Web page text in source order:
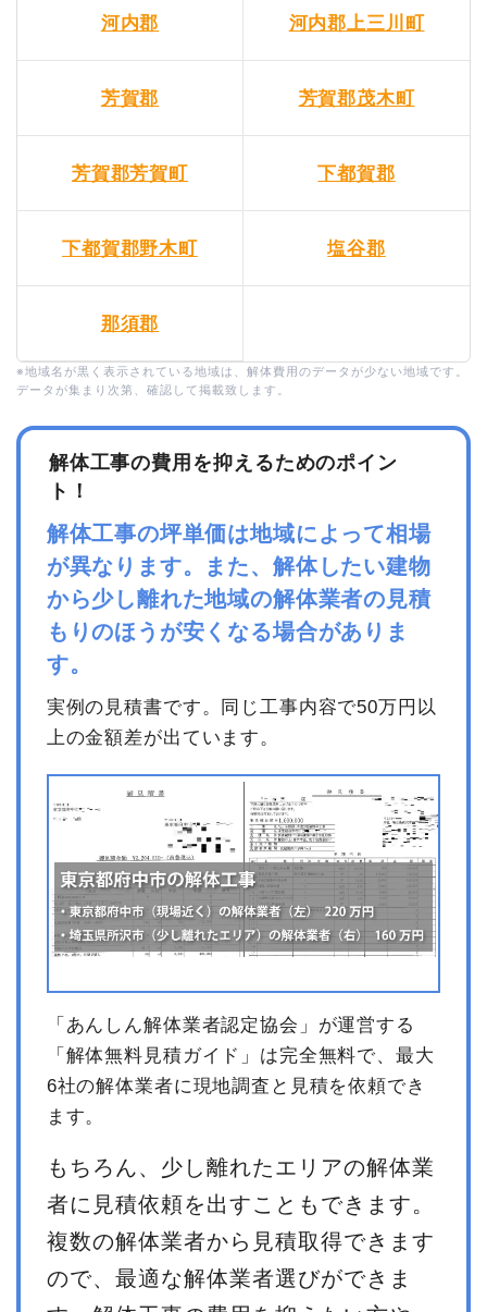
河内郡 河内郡上三川町
芳賀郡 芳賀郡茂木町
芳賀郡芳賀町 下都賀郡
下都賀郡野木町 塩谷郡
那須郡
※地域名が黒く表示されている地域は、解体費用のデータが少ない地域です。
データが集まり次第、確認して掲載致します。
解体工事の費用を抑えるためのポイン
ト！
解体工事の坪単価は地域によって相場
が異なります。また、解体したい建物
から少し離れた地域の解体業者の見積
もりのほうが安くなる場合がありま
す。
実例の見積書です。同じ工事内容で50万円以
上の金額差が出ています。
「あんしん解体業者認定協会」が運営する
「解体無料見積ガイド」は完全無料で、最大
6社の解体業者に現地調査と見積を依頼でき
ます。
もちろん、少し離れたエリアの解体業
者に見積依頼を出すこともできます。
複数の解体業者から見積取得できます
ので、最適な解体業者選びができま